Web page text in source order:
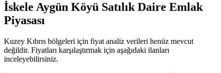
İskele Aygün Köyü Satılık Daire Emlak
Piyasası
Kuzey Kıbrıs bölgeleri için fiyat analiz verileri henüz mevcut
değildir. Fiyatları karşılaştırmak için aşağıdaki ilanları
inceleyebilirsiniz.